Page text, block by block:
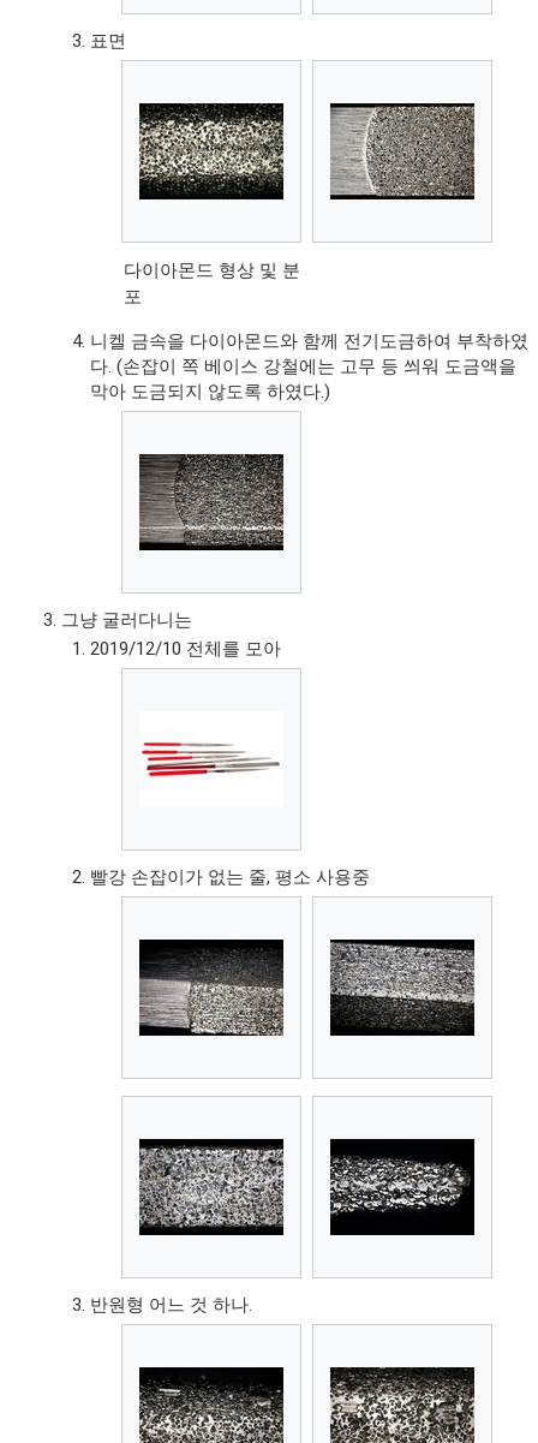
표면
다이아몬드 형상 및 분
포
니켈 금속을 다이아몬드와 함께 전기도금하여 부착하였
다. (손잡이 쪽 베이스 강철에는 고무 등 씌워 도금액을
막아 도금되지 않도록 하였다.)
그냥 굴러다니는
2019/12/10 전체를 모아
빨강 손잡이가 없는 줄, 평소 사용중
반원형 어느 것 하나.